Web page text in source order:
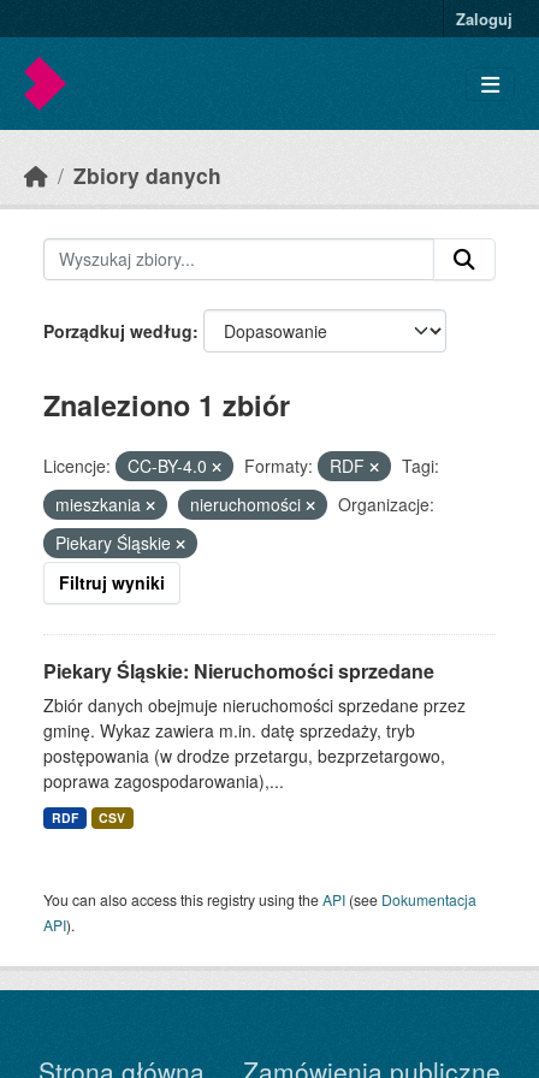
Zaloguj
Zbiory danych
Porządkuj według
Znaleziono 1 zbiór
Licencje: CC-BY-4.0 Formaty: RDF
Tagi:
mieszkania
nieruchomości
Organizacje:
Piekary Śląskie
Filtruj wyniki
Piekary Śląskie: Nieruchomości sprzedane
Zbiór danych obejmuje nieruchomości sprzedane przez
gminę. Wykaz zawiera m.in. datę sprzedaży, tryb
postępowania (w drodze przetargu, bezprzetargowo,
poprawa zagospodarowania),...
RDF CSV
You can also access this registry using theAPI (see Dokumentacja
API).
Strona główna Zamówienia publiczne